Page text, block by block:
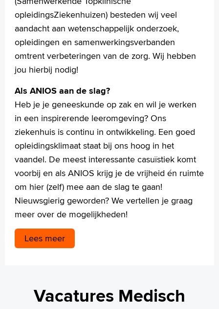
opleidingsZiekenhuizen) besteden wij veel
aandacht aan wetenschappelijk onderzoek,
opleidingen en samenwerkingsverbanden
omtrent verbeteringen van de zorg. Wij hebben
jou hierbij nodig!
Als ANIOS aan de slag?
Heb je je geneeskunde op zak en wil je werken
in een inspirerende leeromgeving? Ons
ziekenhuis is continu in ontwikkeling. Een goed
opleidingsklimaat staat bij ons hoog in het
vaandel. De meest interessante casuïstiek komt
voorbij en als ANIOS krijg je de vrijheid én ruimte
om hier (zelf) mee aan de slag te gaan!
Nieuwsgierig geworden? We vertellen je graag
meer over de mogelijkheden!
Lees meer
Vacatures Medisch